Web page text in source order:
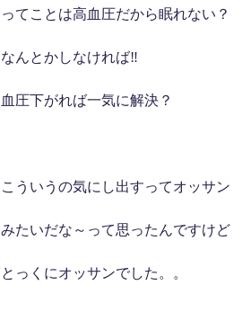
ってことは高血圧だから眠れない？
なんとかしなければ‼
血圧下がれば一気に解決？
こういうの気にし出すってオッサン
みたいだな～って思ったんですけど
とっくにオッサンでした。。